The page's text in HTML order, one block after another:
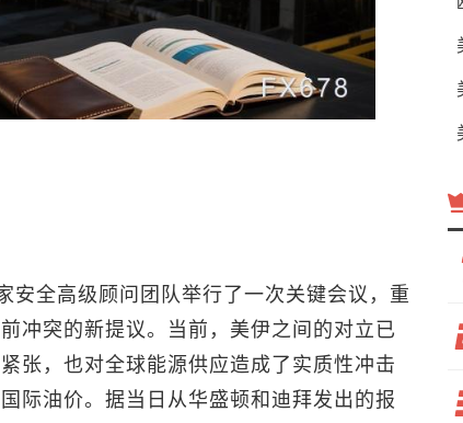
安全高级顾问团队举行了一次关键会议，重
冲突的新提议。当前，美伊之间的对立已
张，也对全球能源供应造成了实质性冲击
油价。据当日从华盛顿和迪拜发出的报